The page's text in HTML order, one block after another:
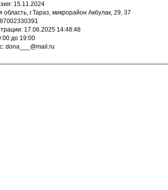
Дата выдачи лицензии: 15.11.2024
область, г.Тараз, микрорайон Акбулак, 29, 37
Рабочий телефон: 87002330391
Дата учетной регистрации: 17.06.2025 14:48:48
с 09:00 до 19:00
Электронный адрес: dona___@mail.ru